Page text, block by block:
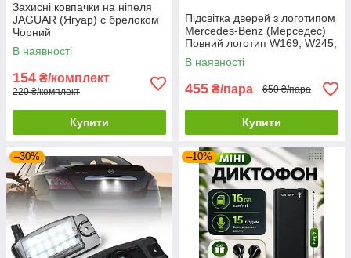
Захисні ковпачки на ніпеля
JAGUAR (Ягуар) c брелоком
Чорний
В наявності
154 ₴/комплект
220 ₴/комплект
Купити
Підсвітка дверей з логотипом
Mercedes-Benz (Мерседес)
Повний логотип W169, W245,
W204, C216, C208, C207,
W221, C197
В наявності
455 ₴/пара 650 ₴/пара
Купити
–30% –10%